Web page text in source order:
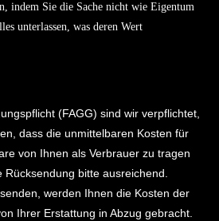
indem Sie die Sache nicht wie Eigentum
unterlassen, was deren Wert
(FAGG) sind wir verpflichtet,
dass die unmittelbaren Kosten für
von Ihnen als Verbrauer zu tragen
bitte ausreichend.
werden Ihnen die Kosten der
Ihrer Erstattung in Abzug gebracht.